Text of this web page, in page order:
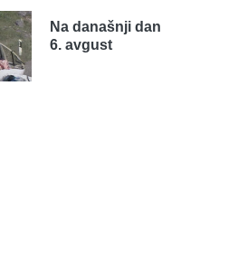
Na današnji dan
6. avgust